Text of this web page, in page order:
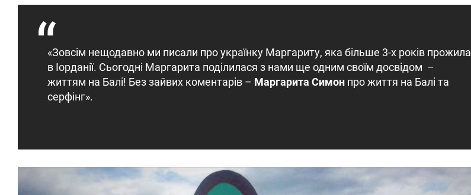
«Зовсім нещодавно ми писали про українку Маргариту, яка більше 3-х років прожила
в Іорданії. Сьогодні Маргарита поділилася з нами ще одним своїм досвідом –
життям на Балі! Без зайвих коментарів – Маргарита Симон про життя на Балі та
серфінг».